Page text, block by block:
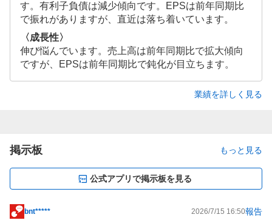
す。有利子負債は減少傾向です。EPSは前年同期比
で振れがありますが、直近は落ち着いています。
〈成長性〉
伸び悩んでいます。売上高は前年同期比で拡大傾向
ですが、EPSは前年同期比で鈍化が目立ちます。
業績を詳しく見る
掲示板 もっと見る
公式アプリで掲示板を見る
掲
bnt***** 2026/7/15 16:50報告